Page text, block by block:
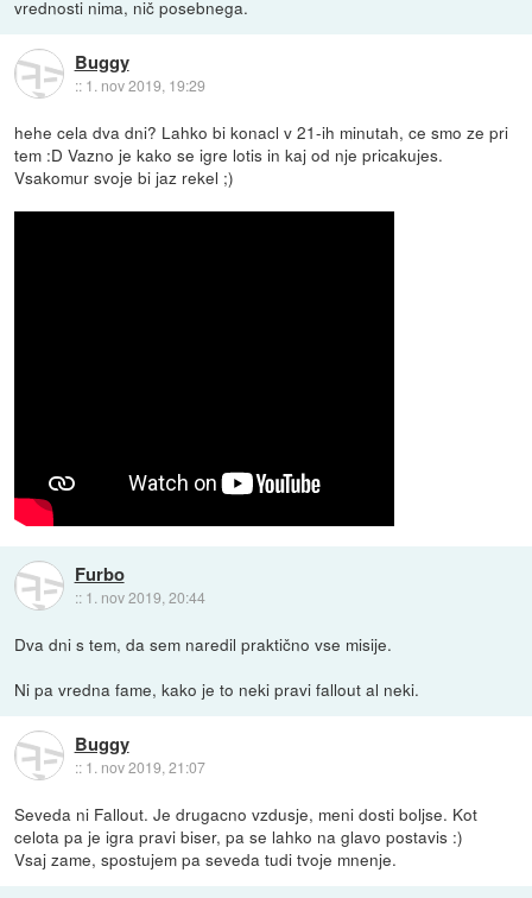
vrednosti nima, nič posebnega.
Buggy
:: 1. nov 2019, 19:29
hehe cela dva dni? Lahko bi konacl v 21-ih minutah, ce smo ze pri
tem :D Vazno je kako se igre lotis in kaj od nje pricakujes.
Vsakomur svoje bi jaz rekel ;)
Furbo
:: 1. nov 2019, 20:44
Dva dni s tem, da sem naredil praktično vse misije.
Ni pa vredna fame, kako je to neki pravi fallout al neki.
Buggy
:: 1. nov 2019, 21:07
Seveda ni Fallout. Je drugacno vzdusje, meni dosti boljse. Kot
celota pa je igra pravi biser, pa se lahko na glavo postavis :)
Vsaj zame, spostujem pa seveda tudi tvoje mnenje.